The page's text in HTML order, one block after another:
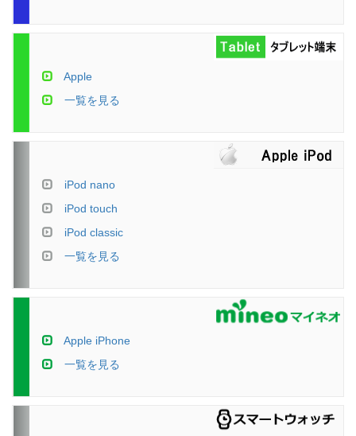
Apple
一覧を見る
iPod nano
iPod touch
iPod classic
一覧を見る
Apple iPhone
一覧を見る